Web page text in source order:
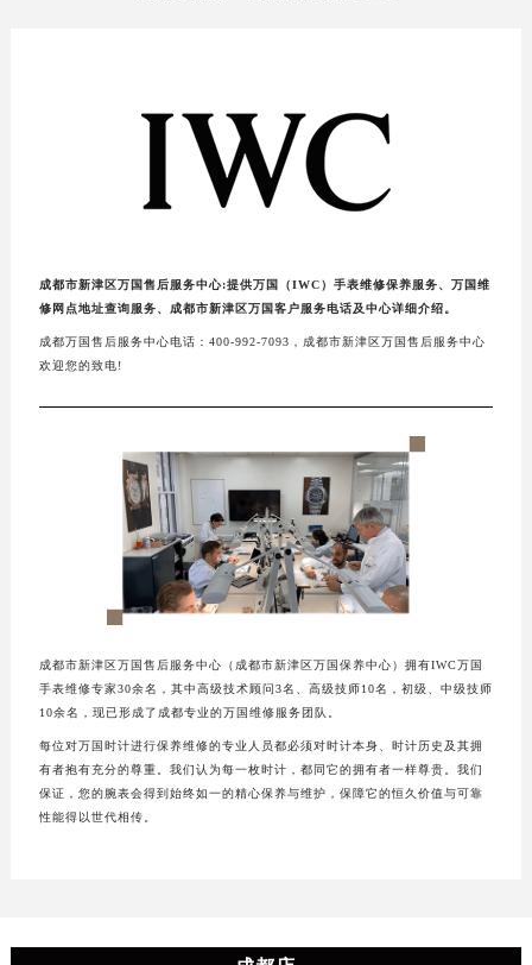
成都市新津区万国售后服务中心:提供万国（IWC）手表维修保养服务、万国维
修网点地址查询服务、成都市新津区万国客户服务电话及中心详细介绍。
成都万国售后服务中心电话：400-992-7093，成都市新津区万国售后服务中心
欢迎您的致电!
成都市新津区万国售后服务中心（成都市新津区万国保养中心）拥有IWC万国
手表维修专家30余名，其中高级技术顾问3名、高级技师10名，初级、中级技师
10余名，现已形成了成都专业的万国维修服务团队。
每位对万国时计进行保养维修的专业人员都必须对时计本身、时计历史及其拥
有者抱有充分的尊重。我们认为每一枚时计，都同它的拥有者一样尊贵。我们
保证，您的腕表会得到始终如一的精心保养与维护，保障它的恒久价值与可靠
性能得以世代相传。